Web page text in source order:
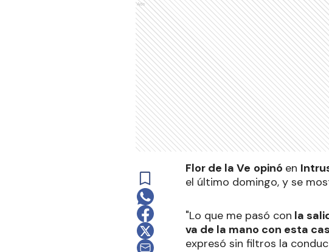
Ads
Flor de la Ve opinó en
el último domingo, y se
"Lo que me pasó con la
va de la mano con esta
expresó sin filtros la